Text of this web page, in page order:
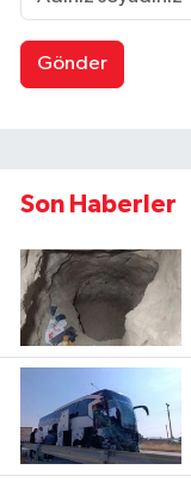
Gönder
Son Haberler